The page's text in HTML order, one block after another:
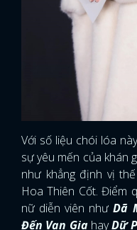
Với số liệu chói lóa
sự yêu mến của khán
như khẳng định vị
Hoa Thiên Cốt. Điểm
nữ diễn viên nhưDã
Đến Vạn Gia hayDữ